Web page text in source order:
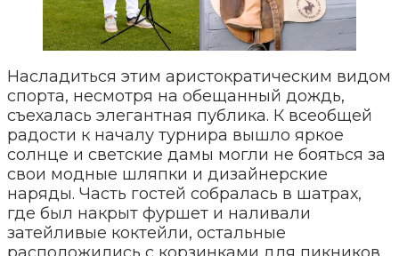
Насладиться этим аристократическим видом
спорта, несмотря на обещанный дождь,
съехалась элегантная публика. К всеобщей
радости к началу турнира вышло яркое
солнце и светские дамы могли не бояться за
свои модные шляпки и дизайнерские
наряды. Часть гостей собралась в шатрах,
где был накрыт фуршет и наливали
затейливые коктейли, остальные